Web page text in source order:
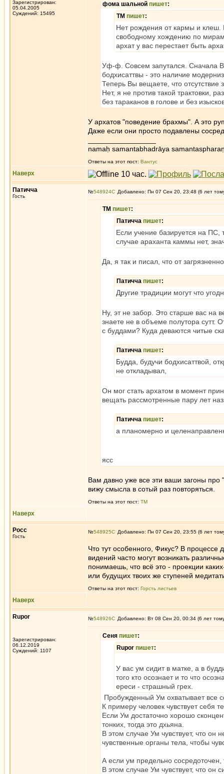
Зарегистрирован:
05.04.2005
Суждений: 15495
фома шальной пишет:
ТМ пишет:
Нет рождения от кармы и клеш.
свободному хождению по
архат у вас перестает быть
Уф-ф. Совсем запутался. Сначала
бодхисаттвы - это наличие
Теперь Вы вещаете, что
Нет, я не против такой трактовки,
без тараканов в голове и без
У архатов "поведение брахмы". А это
Даже если они просто подавлены
namaḥ samantabhadrāya
Ответы на этот пост: Вантус
Наверх
Патичча
Гость
№548924 Добавлено: Пн 07 Сен 20, 23:48 (6 лет
ТМ пишет:
Патичча пишет:
Если учение базируется на ПС,
случае араханта каммы нет,
Да, я так и писал, что от
Патичча пишет:
Другие традиции могут что
Ну, эт не забор. Это старше вас на
знаете не в объеме полутора сутт.
с буддами? Куда деваются читые
Патичча пишет:
Будда, будучи бодхисаттвой,
не откладывал,
Он мог стать архатом в момент
вещать рассмотренные пару лет
Патичча пишет:
а планомерно и
ясс
Вам давно уже все эти ваши загоны про
вижу смысла в сотый раз повторяться.
Ответы на этот пост: ТМ
Наверх
Росс
Гость
№548925 Добавлено: Пн 07 Сен 20, 23:55 (6 лет
Что тут особенного, Фикус? В
видений часто могут возникать
понимаешь, что всё это - проекции
или будущих твоих же ступеней
Ответы на этот пост: Горсть листьев
Наверх
Rupor
Зарегистрирован:
06.12.2019
Суждений: 1107
№548926 Добавлено: Вт 08 Сен 20, 00:34 (6 лет
Сеня пишет:
Rupor пишет:
У вас ум сидит в матке, а в
того кто осознает и то что
ереси - страшный грех.
Пробужденный Ум охватывает все
К примеру человек чувствует себя
Если Ум достаточно хорошо
тонких, тогда это дхьяна.
В этом случае Ум чувствует, что
чувственные органы тела, чтобы
А если ум предельно сосредоточен,
В этом случае Ум чувствует, что он